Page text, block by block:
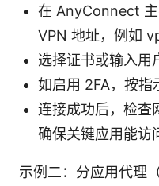
在 AnyConnect 主
VPN 地址，例如
选择证书或输入用
如启用 2FA，按指
连接成功后，检查
确保关键应用能访
示例二：分应用代理